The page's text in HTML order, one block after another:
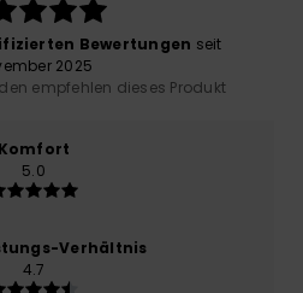
Bewertungen seit
2025
empfehlen dieses Produkt
Komfort
5.0
Verhältnis
4.7